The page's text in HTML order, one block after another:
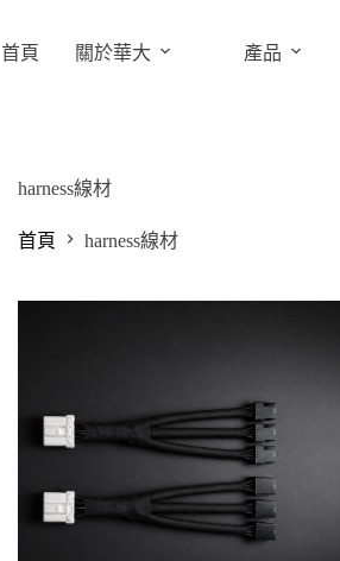
首頁 關於華大 產品
harness線材
首頁 harness線材